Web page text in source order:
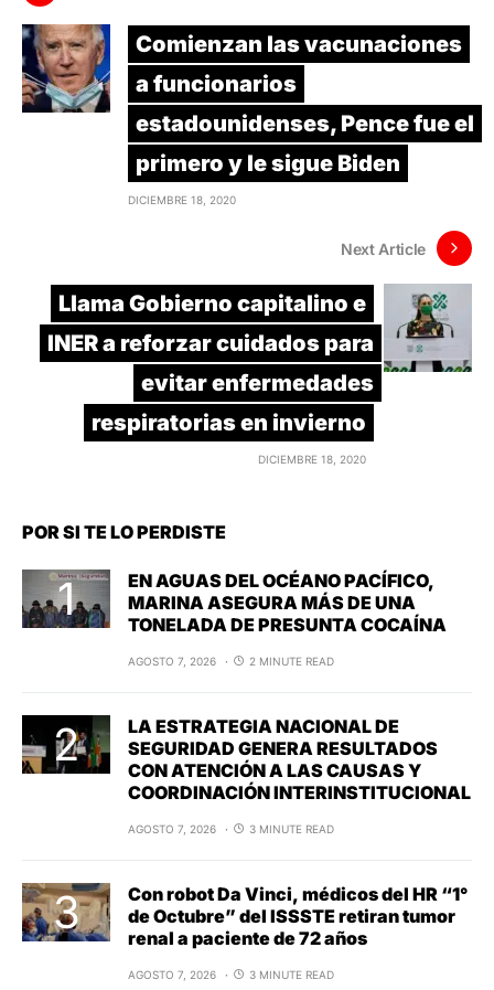
Comienzan las vacunaciones
a funcionarios
estadounidenses, Pence fue el
primero y le sigue Biden
DICIEMBRE 18, 2020
Next Article
Llama Gobierno capitalino e
INER a reforzar cuidados para
evitar enfermedades
respiratorias en invierno
DICIEMBRE 18, 2020
POR SI TE LO PERDISTE
EN AGUAS DEL OCÉANO PACÍFICO,
MARINA ASEGURA MÁS DE UNA
TONELADA DE PRESUNTA COCAÍNA
AGOSTO 7, 2026 2 MINUTE READ
LA ESTRATEGIA NACIONAL DE
SEGURIDAD GENERA RESULTADOS
CON ATENCIÓN A LAS CAUSAS Y
COORDINACIÓN INTERINSTITUCIONAL
AGOSTO 7, 2026 3 MINUTE READ
Con robot Da Vinci, médicos del HR “1°
de Octubre” del ISSSTE retiran tumor
renal a paciente de 72 años
AGOSTO 7, 2026 3 MINUTE READ